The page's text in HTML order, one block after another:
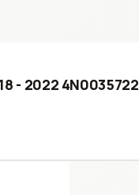
- 2022 4N0035722